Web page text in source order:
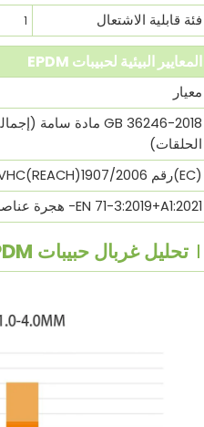
فئة قابلية الاشتعال
1
المعايير البيئية لحبيبات EPDM
معيار
الحلقات)
(EC)رقم 1907/2006(REACH)SVHC
EN 71-3:2019+A1:2021- هجرة عناصر معينة
تحليل غربال حبيبات EPDM